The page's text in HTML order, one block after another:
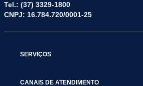
Tel.: (37) 3329-1800
CNPJ: 16.784.720/0001-25
SERVIÇOS
CANAIS DE ATENDIMENTO